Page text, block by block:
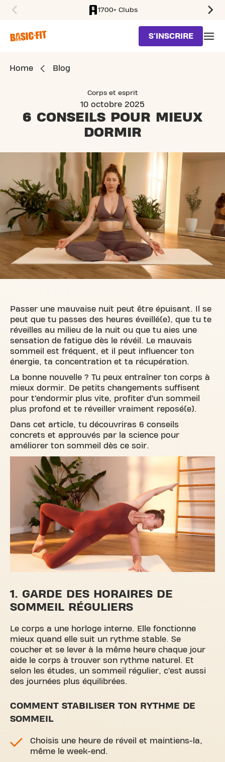
1700+ Clubs
S'INSCRIRE
Home Blog
Corps et esprit
10 octobre 2025
6 CONSEILS POUR MIEUX
DORMIR
Passer une mauvaise nuit peut être épuisant. Il se
peut que tu passes des heures éveillé(e), que tu te
réveilles au milieu de la nuit ou que tu aies une
sensation de fatigue dès le révéil. Le mauvais
sommeil est fréquent, et il peut influencer ton
énergie, ta concentration et ta récupération.
La bonne nouvelle ? Tu peux entraîner ton corps à
mieux dormir. De petits changements suffisent
pour t’endormir plus vite, profiter d’un sommeil
plus profond et te réveiller vraiment reposé(e).
Dans cet article, tu découvriras 6 conseils
concrets et approuvés par la science pour
améliorer ton sommeil dès ce soir.
1. GARDE DES HORAIRES DE
SOMMEIL RÉGULIERS
Le corps a une horloge interne. Elle fonctionne
mieux quand elle suit un rythme stable. Se
coucher et se lever à la même heure chaque jour
aide le corps à trouver son rythme naturel. Et
selon les études, un sommeil régulier, c’est aussi
des journées plus équilibrées.
COMMENT STABILISER TON RYTHME DE
SOMMEIL
Choisis une heure de réveil et maintiens-la,
même le week-end.